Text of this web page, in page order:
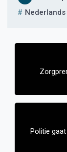
Nederlands
Bericht
Politie